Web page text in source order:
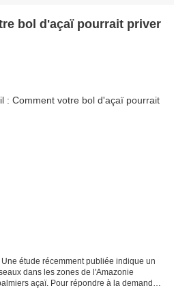
bol d'açaï pourrait priver
étude récemment publiée indique un
dans les zones de l'Amazonie
açaï. Pour répondre à la demande